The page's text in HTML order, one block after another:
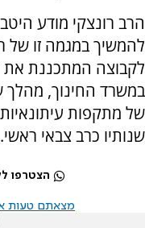
הרב רונצקי מודע
להמשיך במגמה זו של
לקבוצה המתכננת
במשרד החינוך, מהלך
של מתקפות
שנותיו כרב צבאי ראשי.
הצטרפו
מצאתם טעות